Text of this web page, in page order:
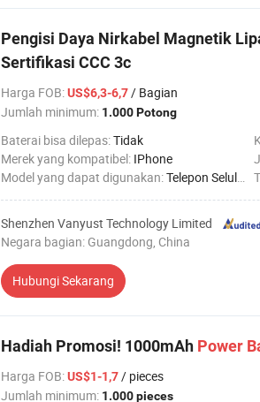
Pengisi Daya Nirkabel Magnetik
Sertifikasi CCC 3c
Harga FOB:US$6,3-6,7/ Bagian
Jumlah minimum: 1.000 Potong
Baterai bisa dilepas:Tidak
Merek yang kompatibel: IPhone
Model yang dapat digunakan:Telepon Seluler
Shenzhen Vanyust Technology Limited
Negara bagian: Guangdong, China
Hubungi Sekarang
Hadiah Promosi! 1000mAh Power
Harga FOB:US$1-1,7/ pieces
Jumlah minimum: 1.000 pieces